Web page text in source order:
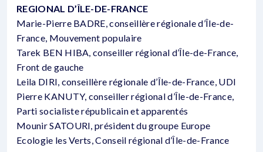
REGIONAL D’ÎLE-DE-FRANCE
Marie-Pierre BADRE, conseillère régionale d’Île-de-
France, Mouvement populaire
Tarek BEN HIBA, conseiller régional d’Île-de-France,
Front de gauche
Leila DIRI, conseillère régionale d’Île-de-France, UDI
Pierre KANUTY, conseiller régional d’Île-de-France,
Parti socialiste républicain et apparentés
Mounir SATOURI, président du groupe Europe
Ecologie les Verts, Conseil régional d’Île-de-France